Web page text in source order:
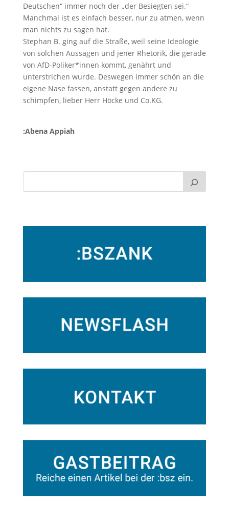
Deutschen“ immer noch der „der Besiegten sei.“
Manchmal ist es einfach besser, nur zu atmen, wenn
man nichts zu sagen hat.
Stephan B. ging auf die Straße, weil seine Ideologie
von solchen Aussagen und jener Rhetorik, die gerade
von AfD-Poliker*innen kommt, genährt und
unterstrichen wurde. Deswegen immer schön an die
eigene Nase fassen, anstatt gegen andere zu
schimpfen, lieber Herr Höcke und Co.KG.
:Abena Appiah